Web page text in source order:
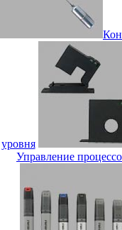
уровня
Управление